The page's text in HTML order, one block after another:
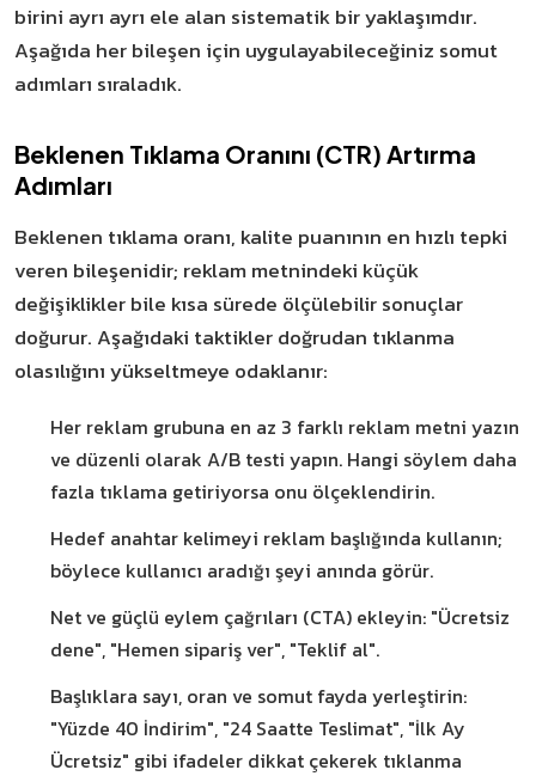
birini ayrı ayrı ele alan sistematik bir yaklaşımdır.
Aşağıda her bileşen için uygulayabileceğiniz somut
adımları sıraladık.
Beklenen Tıklama Oranını (CTR) Artırma
Adımları
Beklenen tıklama oranı, kalite puanının en hızlı tepki
veren bileşenidir; reklam metnindeki küçük
değişiklikler bile kısa sürede ölçülebilir sonuçlar
doğurur. Aşağıdaki taktikler doğrudan tıklanma
olasılığını yükseltmeye odaklanır:
Her reklam grubuna en az 3 farklı reklam metni yazın
ve düzenli olarak A/B testi yapın. Hangi söylem daha
fazla tıklama getiriyorsa onu ölçeklendirin.
Hedef anahtar kelimeyi reklam başlığında kullanın;
böylece kullanıcı aradığı şeyi anında görür.
Net ve güçlü eylem çağrıları (CTA) ekleyin: "Ücretsiz
dene", "Hemen sipariş ver", "Teklif al".
Başlıklara sayı, oran ve somut fayda yerleştirin:
"Yüzde 40 İndirim", "24 Saatte Teslimat", "İlk Ay
Ücretsiz" gibi ifadeler dikkat çekerek tıklanma